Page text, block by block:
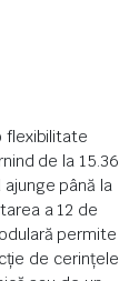
flexibilitate
de la 15.36
până la
a 12 de
permite
de cerințele